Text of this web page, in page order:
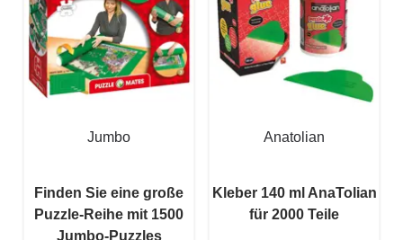
Jumbo
Finden Sie eine große
Puzzle-Reihe mit 1500
Jumbo-Puzzles
Anatolian
Kleber 140 ml AnaTolian
für 2000 Teile